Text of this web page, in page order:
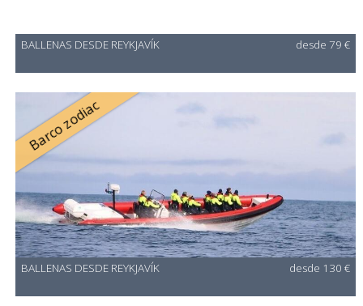
BALLENAS DESDE REYKJAVÍK desde 79 €
Barco zodiac
BALLENAS DESDE REYKJAVÍK desde 130 €